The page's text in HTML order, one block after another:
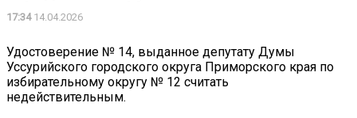
17:3414.04.2026
Удостоверение № 14, выданное депутату Думы
Уссурийского городского округа Приморского края по
избирательному округу № 12 считать
недействительным.